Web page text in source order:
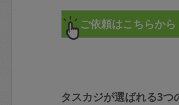
タスカジが選ばれる3つ